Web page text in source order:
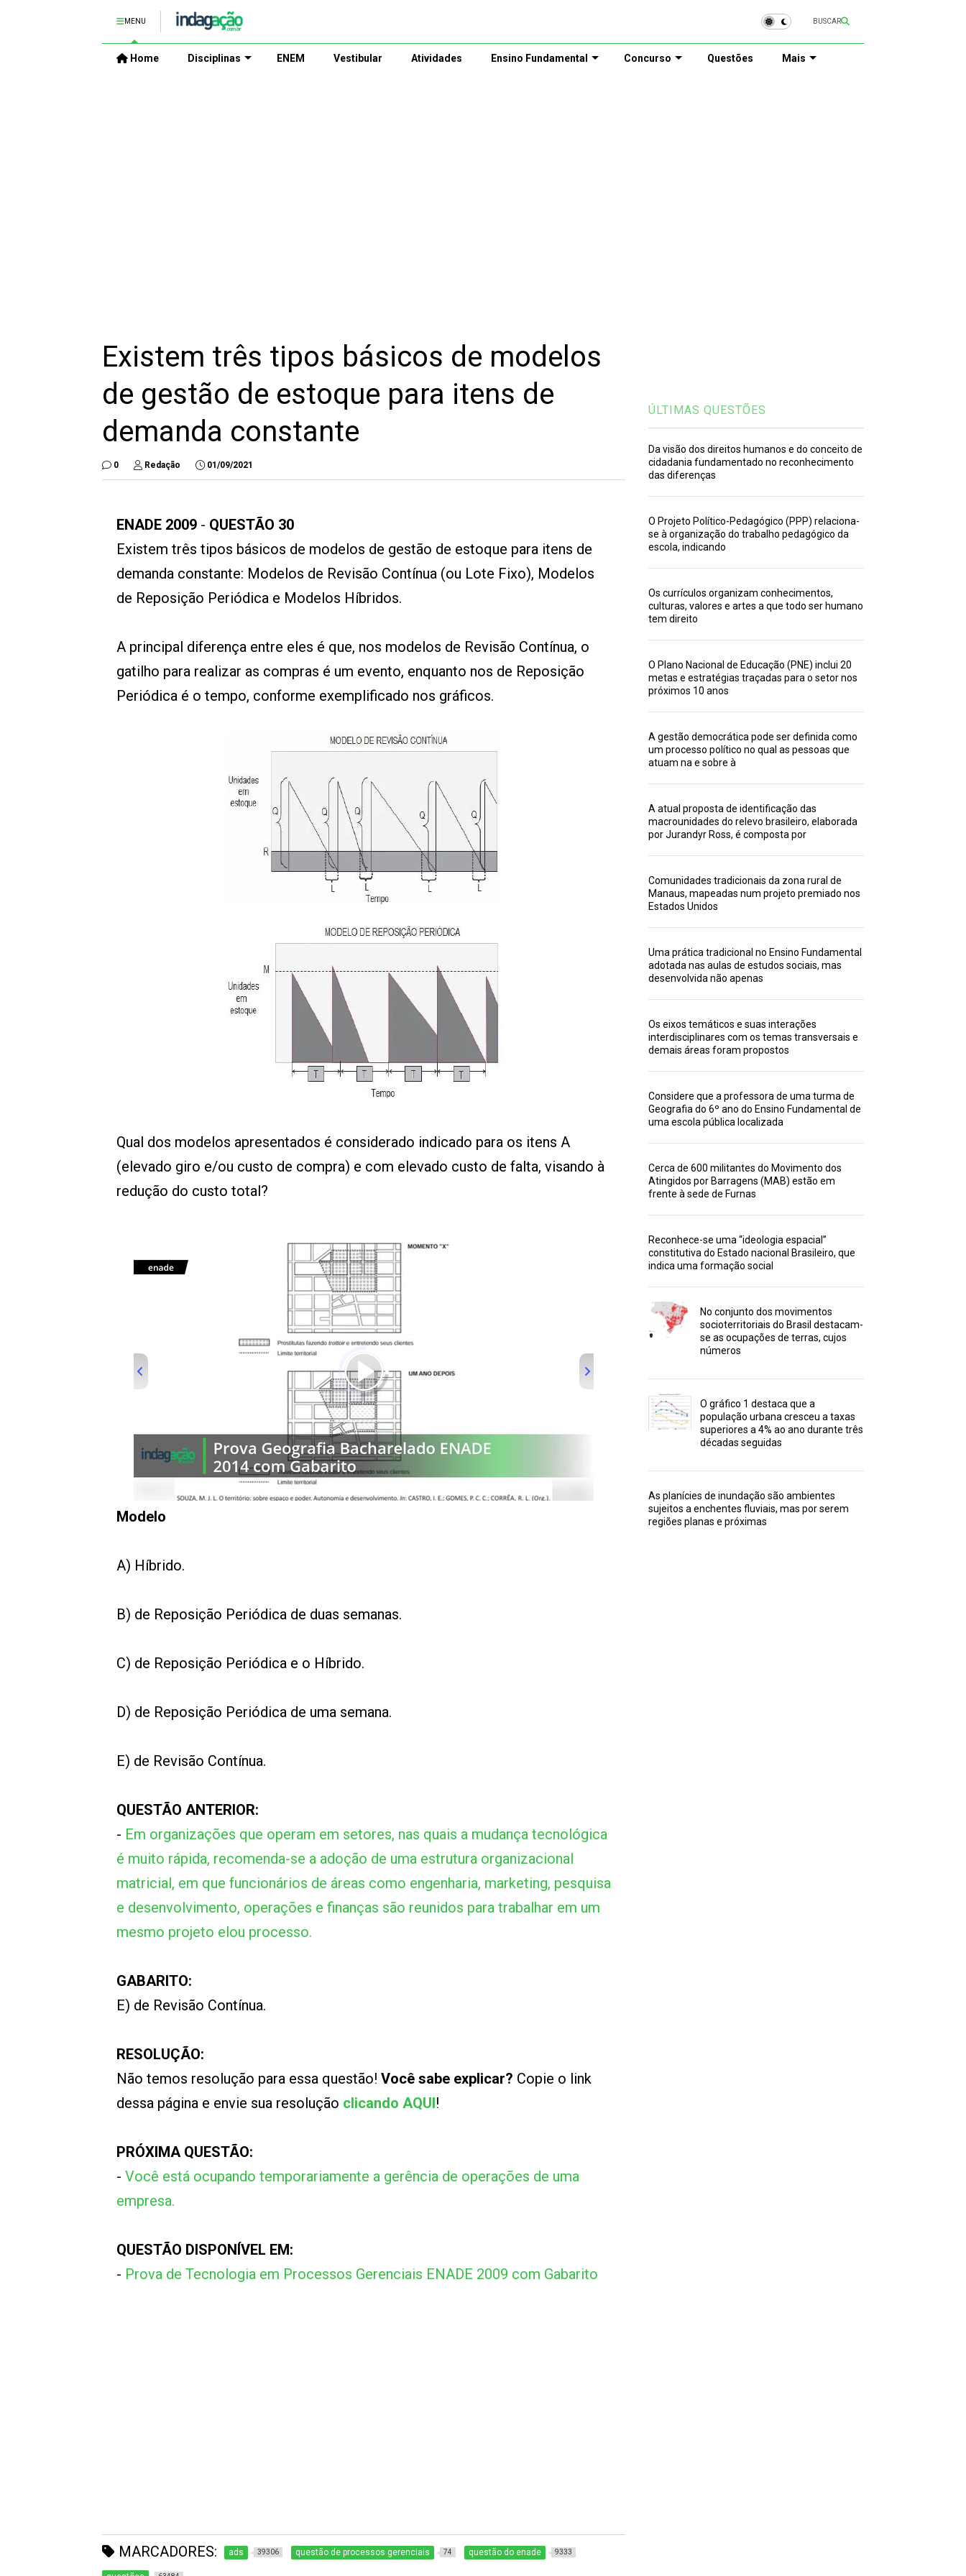
MENU BUSCAR
Home Disciplinas ENEM Vestibular Atividades Ensino Fundamental Concurso Questões Mais
Existem três tipos básicos de modelos
de gestão de estoque para itens de
demanda constante
0 Redação 01/09/2021
ENADE 2009 - QUESTÃO 30
Existem três tipos básicos de modelos de gestão de estoque para itens de
demanda constante: Modelos de Revisão Contínua (ou Lote Fixo), Modelos
de Reposição Periódica e Modelos Híbridos.
A principal diferença entre eles é que, nos modelos de Revisão Contínua, o
gatilho para realizar as compras é um evento, enquanto nos de Reposição
Periódica é o tempo, conforme exemplificado nos gráficos.
Qual dos modelos apresentados é considerado indicado para os itens A
(elevado giro e/ou custo de compra) e com elevado custo de falta, visando à
redução do custo total?
Modelo
A) Híbrido.
B) de Reposição Periódica de duas semanas.
C) de Reposição Periódica e o Híbrido.
D) de Reposição Periódica de uma semana.
E) de Revisão Contínua.
QUESTÃO ANTERIOR:
- Em organizações que operam em setores, nas quais a mudança tecnológica
é muito rápida, recomenda-se a adoção de uma estrutura organizacional
matricial, em que funcionários de áreas como engenharia, marketing, pesquisa
e desenvolvimento, operações e finanças são reunidos para trabalhar em um
mesmo projeto elou processo.
GABARITO:
E) de Revisão Contínua.
RESOLUÇÃO:
Não temos resolução para essa questão! Você sabe explicar? Copie o link
dessa página e envie sua resolução clicando AQUI!
PRÓXIMA QUESTÃO:
- Você está ocupando temporariamente a gerência de operações de uma
empresa.
QUESTÃO DISPONÍVEL EM:
- Prova de Tecnologia em Processos Gerenciais ENADE 2009 com Gabarito
MARCADORES: ads 39306 questão de processos gerenciais 74 questão do enade 9333
ÚLTIMAS QUESTÕES
Da visão dos direitos humanos e do conceito de
cidadania fundamentado no reconhecimento
das diferenças
O Projeto Político-Pedagógico (PPP) relaciona-
se à organização do trabalho pedagógico da
escola, indicando
Os currículos organizam conhecimentos,
culturas, valores e artes a que todo ser humano
tem direito
O Plano Nacional de Educação (PNE) inclui 20
metas e estratégias traçadas para o setor nos
próximos 10 anos
A gestão democrática pode ser definida como
um processo político no qual as pessoas que
atuam na e sobre à
A atual proposta de identificação das
macrounidades do relevo brasileiro, elaborada
por Jurandyr Ross, é composta por
Comunidades tradicionais da zona rural de
Manaus, mapeadas num projeto premiado nos
Estados Unidos
Uma prática tradicional no Ensino Fundamental
adotada nas aulas de estudos sociais, mas
desenvolvida não apenas
Os eixos temáticos e suas interações
interdisciplinares com os temas transversais e
demais áreas foram propostos
Considere que a professora de uma turma de
Geografia do 6º ano do Ensino Fundamental de
uma escola pública localizada
Cerca de 600 militantes do Movimento dos
Atingidos por Barragens (MAB) estão em
frente à sede de Furnas
Reconhece-se uma “ideologia espacial”
constitutiva do Estado nacional Brasileiro, que
indica uma formação social
No conjunto dos movimentos
socioterritoriais do Brasil destacam-
se as ocupações de terras, cujos
números
O gráfico 1 destaca que a
população urbana cresceu a taxas
superiores a 4% ao ano durante três
décadas seguidas
As planícies de inundação são ambientes
sujeitos a enchentes fluviais, mas por serem
regiões planas e próximas